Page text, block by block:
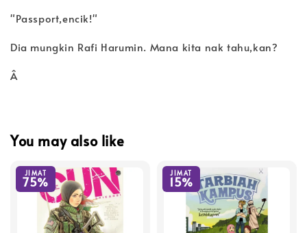
"Passport,encik!"
Dia mungkin Rafi Harumin. Mana kita nak tahu,kan?
Â
You may also like
JIMAT
75%
JIMAT
15%